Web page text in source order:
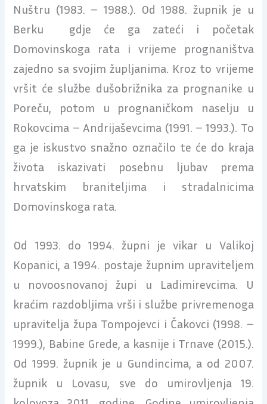
Nuštru (1983. – 1988.). Od 1988. župnik je u
Berku gdje će ga zateći i početak
Domovinskoga rata i vrijeme prognaništva
zajedno sa svojim župljanima. Kroz to vrijeme
vršit će službe dušobrižnika za prognanike u
Poreču, potom u prognaničkom naselju u
Rokovcima – Andrijaševcima (1991. – 1993.). To
ga je iskustvo snažno označilo te će do kraja
života iskazivati posebnu ljubav prema
hrvatskim braniteljima i stradalnicima
Domovinskoga rata.
Od 1993. do 1994. župni je vikar u Valikoj
Kopanici, a 1994. postaje župnim upraviteljem
u novoosnovanoj župi u Ladimirevcima. U
kraćim razdobljima vrši i službe privremenoga
upravitelja župa Tompojevci i Čakovci (1998. –
1999.), Babine Grede, a kasnije i Trnave (2015.).
Od 1999. župnik je u Gundincima, a od 2007.
župnik u Lovasu, sve do umirovljenja 19.